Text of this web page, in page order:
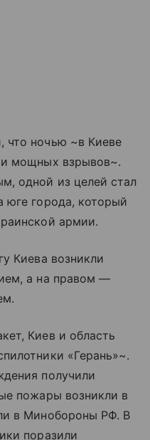
ночью ~в Киеве
мощных взрывов~.
одной из целей стал
юге города, который
армии.
Киева возникли
а на правом —
Киев и область
«Герань»~.
получили
пожары возникли в
в Минобороны РФ. В
поразили